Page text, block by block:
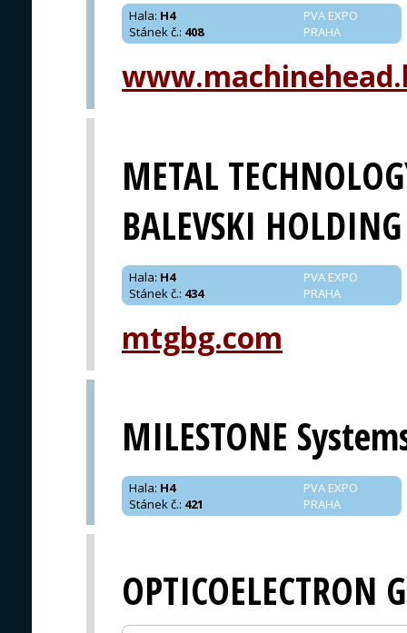
PVA EXPO
PRAHA
Hala: H4
Stánek č.: 408
METAL
BALEVSKI HOLDING
PVA EXPO
PRAHA
Hala: H4
Stánek č.: 434
mtgbg.com
MILESTONE
PVA EXPO
PRAHA
Hala: H4
Stánek č.: 421
OPTICOELECTRON